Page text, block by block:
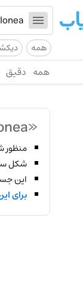
همه
همه دقیق
«balonea»
منظور
شکل
این
برای